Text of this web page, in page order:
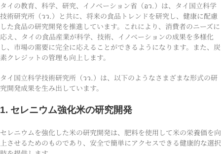
タイの教育、科学、研究、イノベーション省（อว.）は、タイ国立科学
技術研究所（วว.）と共に、将来の食品トレンドを研究し、健康に配慮
した食品の研究開発を推進しています。これにより、消費者のニーズに
応え、タイの食品産業が科学、技術、イノベーションの成果を多様化
し、市場の需要に完全に応えることができるようになります。また、炭
素クレジットの管理も向上します。
タイ国立科学技術研究所（วว.）は、以下のようなさまざまな形式の研
究開発成果を生み出しています。
1. セレニウム強化米の研究開発
セレニウムを強化した米の研究開発は、肥料を使用して米の栄養価を向
上させるためのものであり、安全で簡単にアクセスできる健康的な選択